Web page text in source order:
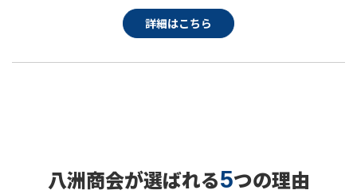
詳細はこちら
八洲商会が選ばれる5つの理由